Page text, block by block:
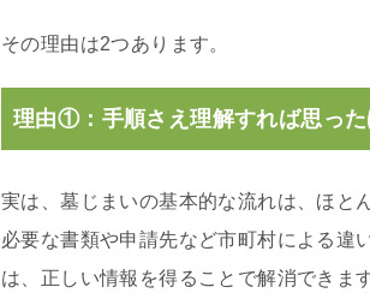
その理由は2つあります。
理由①：手順さえ理解すれば思っ
実は、墓じまいの基本的な流れは、ほと
必要な書類や申請先など市町村による違
は、正しい情報を得ることで解消できます